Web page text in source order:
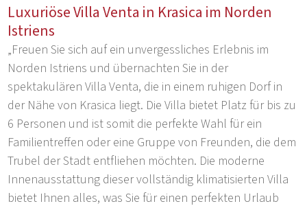
Luxuriöse Villa Venta in Krasica im Norden
Istriens
„Freuen Sie sich auf ein unvergessliches Erlebnis im
Norden Istriens und übernachten Sie in der
spektakulären Villa Venta, die in einem ruhigen Dorf in
der Nähe von Krasica liegt. Die Villa bietet Platz für bis zu
6 Personen und ist somit die perfekte Wahl für ein
Familientreffen oder eine Gruppe von Freunden, die dem
Trubel der Stadt entfliehen möchten. Die moderne
Innenausstattung dieser vollständig klimatisierten Villa
bietet Ihnen alles, was Sie für einen perfekten Urlaub